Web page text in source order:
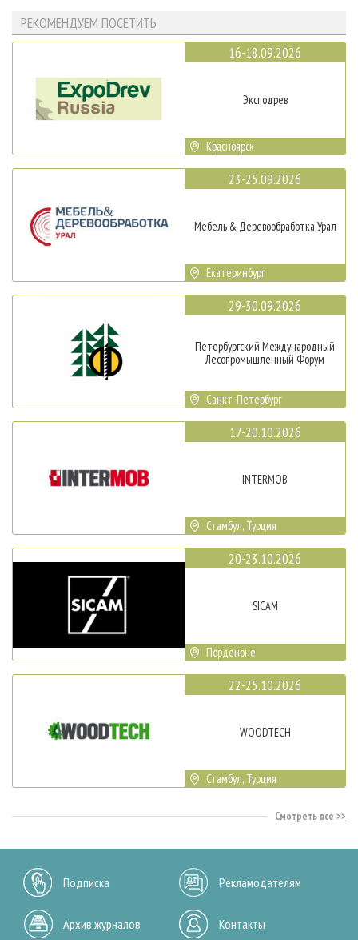
РЕКОМЕНДУЕМ ПОСЕТИТЬ
16-18.09.2026
Эксподрев
Красноярск
23-25.09.2026
Мебель & Деревообработка Урал
Екатеринбург
29-30.09.2026
Петербургский Международный
Лесопромышленный Форум
Санкт-Петербург
17-20.10.2026
INTERMOB
Стамбул, Турция
20-23.10.2026
SICAM
Порденоне
22-25.10.2026
WOODTECH
Стамбул, Турция
Смотреть все
Подписка Рекламодателям
Архив журналов Контакты